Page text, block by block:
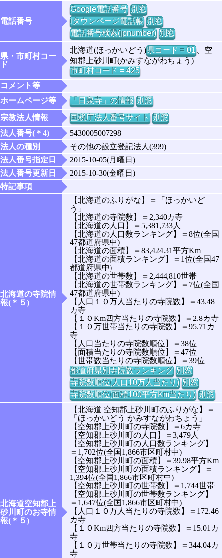
電話番号
Google電話番号 別窓
iタウンページ電話帳 別窓
電話番号検索(jpnumber) 別窓
県・市町村コー
ド
北海道(ほっかいどう)県コード = 01、空
知郡上砂川町(かみすながわちょう)
市町村コード = 425
コメント等
ホームページ等
「日泉寺」の情報 別窓
宗教法人情報
国税庁法人番号サイト 別窓
法人番号(＊4)
5430005007298
法人の種別
その他の設立登記法人(399)
法人番号指定日
2015-10-05(月曜日)
法人番号更新日
2015-10-30(金曜日)
特記事項
北海道の寺院情
報(＊５)
【北海道のふりがな】＝「ほっかいど
う」
【北海道の寺院数】＝2,340カ寺
【北海道の人口】＝5,381,733人
【北海道の人口数ランキング】＝8位(全国
47都道府県中)
【北海道の面積】＝83,424.31平方Km
【北海道の面積ランキング】＝1位(全国47
都道府県中)
【北海道の世帯数】＝2,444,810世帯
【北海道の世帯数ランキング】＝7位(全国
47都道府県中)
【人口１０万人当たりの寺院数】＝43.48
カ寺
【１０Km四方当たりの寺院数】＝2.8カ寺
【１０万世帯当たりの寺院数】＝95.71カ
寺
【人口当たりの寺院数順位】＝38位
【面積当たりの寺院数順位】＝47位
【世帯数当たりの寺院数順位】＝39位
都道府県別寺院数ランキング 別窓
寺院数順位(人口10万人当たり) 別窓
寺院数順位(面積100平方Km当たり) 別窓
北海道空知郡上
砂川町のお寺情
報(＊５)
【北海道 空知郡上砂川町のふりがな】＝
「ほっかいどう かみすながわちょう」
【空知郡上砂川町の寺院数】＝6カ寺
【空知郡上砂川町の人口】＝3,479人
【空知郡上砂川町の人口数ランキング】
＝1,702位(全国1,866市区町村中)
【空知郡上砂川町の面積】＝39.98平方Km
【空知郡上砂川町の面積ランキング】＝
1,394位(全国1,866市区町村中)
【空知郡上砂川町の世帯数】＝1,744世帯
【空知郡上砂川町の世帯数ランキング】
＝1,647位(全国1,866市区町村中)
【人口１０万人当たりの寺院数】＝172.46
カ寺
【１０Km四方当たりの寺院数】＝15.01カ
寺
【１０万世帯当たりの寺院数】＝344.04カ
寺